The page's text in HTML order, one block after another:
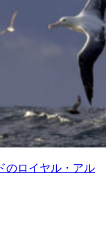
ロイヤル・アル